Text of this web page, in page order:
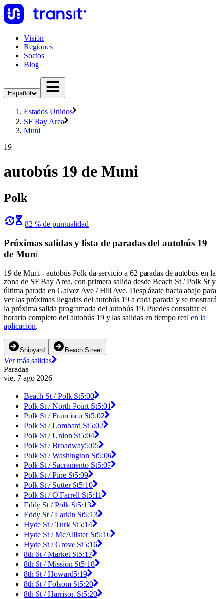
Visión
Regiones
Socios
Blog
Español
Estados Unidos
SF Bay Area
Muni
19
autobús 19 de Muni
Polk
82 % de puntualidad
Próximas salidas y lista de paradas del autobús 19
de Muni
19 de Muni - autobús Polk da servicio a 62 paradas de autobús en la
zona de SF Bay Area, con primera salida desde Beach St / Polk St y
última parada en Galvez Ave / Hill Ave. Desplázate hacia abajo para
ver las próximas llegadas del autobús 19 a cada parada y se mostrará
la próxima salida programada del autobús 19. Puedes consultar el
horario completo del autobús 19 y las salidas en tiempo real en la
aplicación.
Shipyard Beach Street
Ver más salidas
Paradas
vie, 7 ago 2026
Beach St / Polk St5:00
Polk St / North Point St5:01
Polk St / Francisco St5:02
Polk St / Lombard St5:02
Polk St / Union St5:04
Polk St / Broadway5:05
Polk St / Washington St5:06
Polk St / Sacramento St5:07
Polk St / Pine St5:09
Polk St / Sutter St5:10
Polk St / O'Farrell St5:11
Eddy St / Polk St5:13
Eddy St / Larkin St5:13
Hyde St / Turk St5:14
Hyde St / McAllister St5:16
Hyde St / Grove St5:16
8th St / Market St5:17
8th St / Mission St5:18
8th St / Howard5:19
8th St / Folsom St5:20
8th St / Harrison St5:20